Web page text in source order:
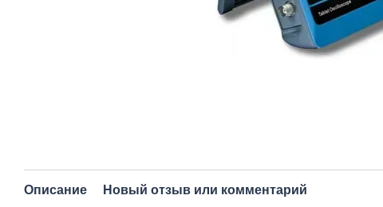
Описание Новый отзыв или комментарий